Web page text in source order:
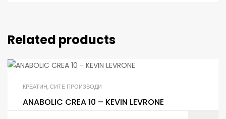
Related products
КРЕАТИН,СИТЕ ПРОИЗВОДИ
ANABOLIC CREA 10 – KEVIN LEVRONE